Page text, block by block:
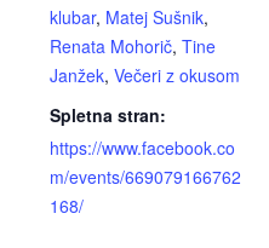
klubar, Matej Sušnik,
Renata Mohorič, Tine
Janžek, Večeri z okusom
Spletna stran:
https://www.facebook.co
m/events/669079166762
168/